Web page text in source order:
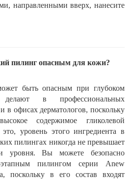
направленными вверх, нанесите
пилинг опасным для кожи?
быть опасным при глубоком
в профессиональных
в офисах дерматологов, поскольку
содержимое гликолевой
уровень этого ингредиента в
пилингах никогда не превышает
уровня. Вы можете безопасно
этапным пилингом серии Anew
поскольку в его состав входят